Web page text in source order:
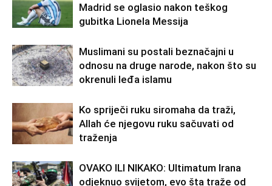
Madrid se oglasio nakon teškog
gubitka Lionela Messija
Muslimani su postali beznačajni u
odnosu na druge narode, nakon što su
okrenuli leđa islamu
Ko spriječi ruku siromaha da traži,
Allah će njegovu ruku sačuvati od
traženja
OVAKO ILI NIKAKO: Ultimatum Irana
odjeknuo svijetom, evo šta traže od